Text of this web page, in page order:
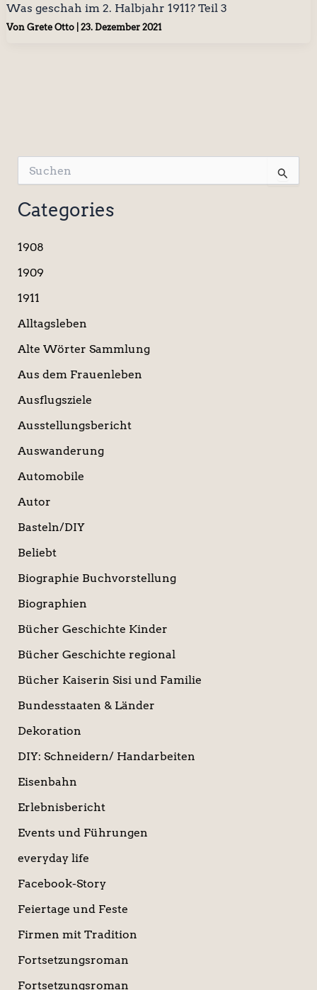
Was geschah im 2. Halbjahr 1911? Teil 3
Von Grete Otto 23. Dezember 2021
u
c
h
n
a
h
Categories
1908
1909
1911
Alltagsleben
Alte Wörter Sammlung
Aus dem Frauenleben
Ausflugsziele
Ausstellungsbericht
Auswanderung
Automobile
Autor
Basteln/DIY
Beliebt
Biographie Buchvorstellung
Biographien
Bücher Geschichte Kinder
Bücher Geschichte regional
Bücher Kaiserin Sisi und Familie
Bundesstaaten & Länder
Dekoration
DIY: Schneidern/ Handarbeiten
Eisenbahn
Erlebnisbericht
Events und Führungen
everyday life
Facebook-Story
Feiertage und Feste
Firmen mit Tradition
Fortsetzungsroman
Fortsetzungsroman